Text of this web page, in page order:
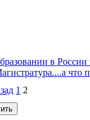
в
что
1 2